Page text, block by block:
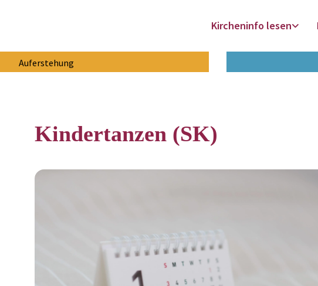
Kircheninfo lesen
Auferstehung
Kindertanzen (SK)